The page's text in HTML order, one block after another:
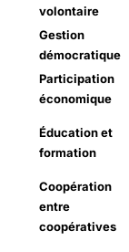
volontaire
Gestion
démocratique
Participation
économique
Éducation et
formation
Coopération
entre
coopératives